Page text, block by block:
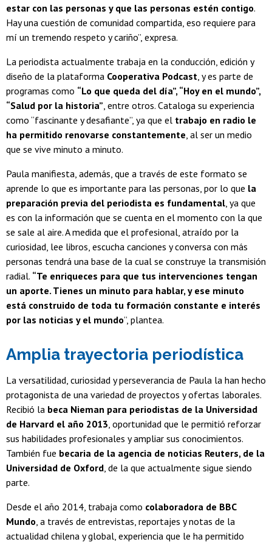
estar con las personas y que las personas estén contigo.
Hay una cuestión de comunidad compartida, eso requiere para
mí un tremendo respeto y cariño”, expresa.
La periodista actualmente trabaja en la conducción, edición y
diseño de la plataforma Cooperativa Podcast, y es parte de
programas como “Lo que queda del día”, “Hoy en el mundo”,
“Salud por la historia”, entre otros. Cataloga su experiencia
como “fascinante y desafiante”, ya que el trabajo en radio le
ha permitido renovarse constantemente, al ser un medio
que se vive minuto a minuto.
Paula manifiesta, además, que a través de este formato se
aprende lo que es importante para las personas, por lo que la
preparación previa del periodista es fundamental, ya que
es con la información que se cuenta en el momento con la que
se sale al aire. A medida que el profesional, atraído por la
curiosidad, lee libros, escucha canciones y conversa con más
personas tendrá una base de la cual se construye la transmisión
radial. “Te enriqueces para que tus intervenciones tengan
un aporte. Tienes un minuto para hablar, y ese minuto
está construido de toda tu formación constante e interés
por las noticias y el mundo”, plantea.
Amplia trayectoria periodística
La versatilidad, curiosidad y perseverancia de Paula la han hecho
protagonista de una variedad de proyectos y ofertas laborales.
Recibió la beca Nieman para periodistas de la Universidad
de Harvard el año 2013, oportunidad que le permitió reforzar
sus habilidades profesionales y ampliar sus conocimientos.
También fue becaria de la agencia de noticias Reuters, de la
Universidad de Oxford, de la que actualmente sigue siendo
parte.
Desde el año 2014, trabaja como colaboradora de BBC
Mundo, a través de entrevistas, reportajes y notas de la
actualidad chilena y global, experiencia que le ha permitido